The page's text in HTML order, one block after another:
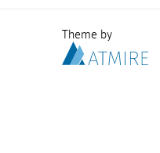
Theme by